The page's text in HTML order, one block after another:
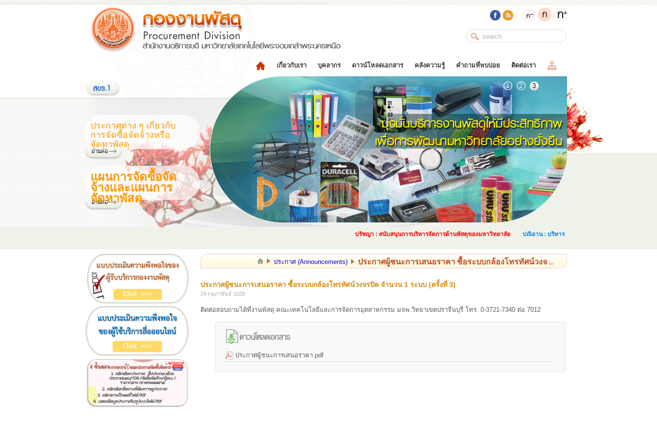
เกี่ยวกับเรา บุคลากร ดาวน์โหลดเอกสาร คลังความรู้ คำถามที่พบบ่อย ติดต่อเรา
1 2 3
ประกาศต่าง ๆ เกี่ยวกับ
การจัดซื้อจัดจ้างหรือ
จัดหาพัสดุ
แผนการจัดซื้อจัด
จ้างและแผนการ
จัดหาพัสดุ
ปรัชญา : สนับสนุนการบริหารจัดการด้านพัสดุของมหาวิทยาลัย ปณิธาน : บริหารและจัดการด้านพัสดุอย่างเป็นระบบ และเ
ประกาศ (Announcements) ประกาศผู้ชนะการเสนอราคา ซื้อระบบกล้องโทรทัศน์วงจ ..
ประกาศผู้ชนะการเสนอราคา ซื้อระบบกล้องโทรทัศน์วงจรปิด จำนวน 1 ระบบ (ครั้งที่ 3)
24 กุมภาพันธ์ 3109
ติดต่อสอบถามได้ที่งานพัสดุ คณะเทคโนโลยีและการจัดการอุตสาหกรรม มจพ.วิทยาเขตปราจีนบุรี โทร. 0-3721-7340 ต่อ 7012
ประกาศผู้ชนะการเสนอราคา.pdf